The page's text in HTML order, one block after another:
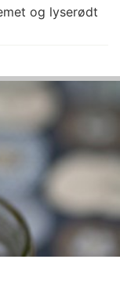
og lyserødt